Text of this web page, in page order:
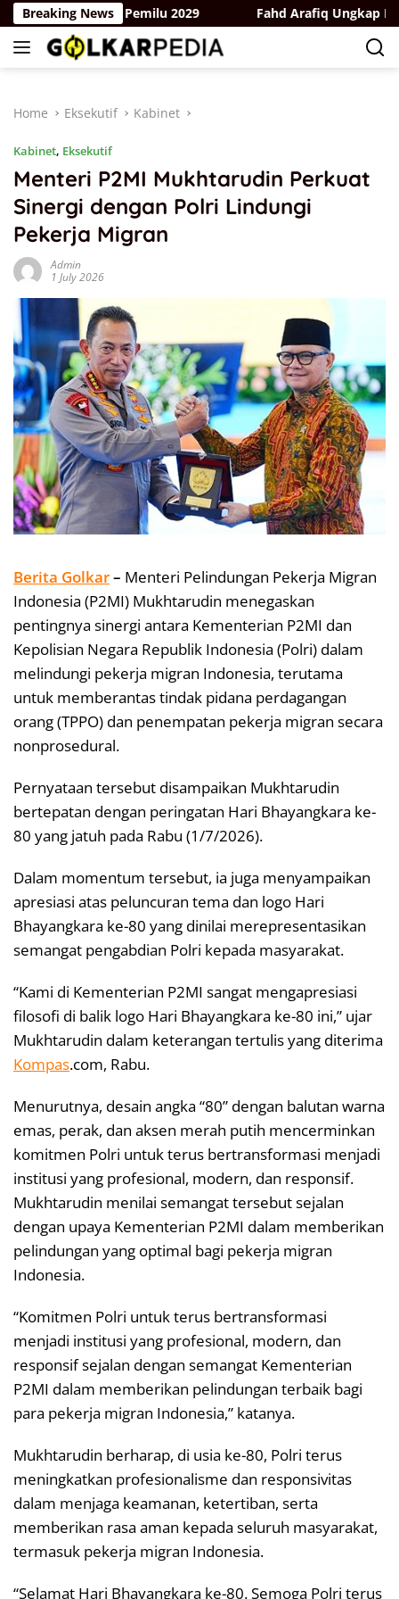
Skip
to
content
Breaking News
Hadapi Pemilu 2029 Fahd Arafiq Ungkap Hasil
Home Eksekutif Kabinet
Kabinet, Eksekutif
Menteri P2MI Mukhtarudin Perkuat
Sinergi dengan Polri Lindungi
Pekerja Migran
Admin
1 July 2026
Berita Golkar– Menteri Pelindungan Pekerja Migran
Indonesia (P2MI) Mukhtarudin menegaskan
pentingnya sinergi antara Kementerian P2MI dan
Kepolisian Negara Republik Indonesia (Polri) dalam
melindungi pekerja migran Indonesia, terutama
untuk memberantas tindak pidana perdagangan
orang (TPPO) dan penempatan pekerja migran secara
nonprosedural.
Pernyataan tersebut disampaikan Mukhtarudin
bertepatan dengan peringatan Hari Bhayangkara ke-
80 yang jatuh pada Rabu (1/7/2026).
Dalam momentum tersebut, ia juga menyampaikan
apresiasi atas peluncuran tema dan logo Hari
Bhayangkara ke-80 yang dinilai merepresentasikan
semangat pengabdian Polri kepada masyarakat.
“Kami di Kementerian P2MI sangat mengapresiasi
filosofi di balik logo Hari Bhayangkara ke-80 ini,” ujar
Mukhtarudin dalam keterangan tertulis yang diterima
Kompas.com, Rabu.
Menurutnya, desain angka “80” dengan balutan warna
emas, perak, dan aksen merah putih mencerminkan
komitmen Polri untuk terus bertransformasi menjadi
institusi yang profesional, modern, dan responsif.
Mukhtarudin menilai semangat tersebut sejalan
dengan upaya Kementerian P2MI dalam memberikan
pelindungan yang optimal bagi pekerja migran
Indonesia.
“Komitmen Polri untuk terus bertransformasi
menjadi institusi yang profesional, modern, dan
responsif sejalan dengan semangat Kementerian
P2MI dalam memberikan pelindungan terbaik bagi
para pekerja migran Indonesia,” katanya.
Mukhtarudin berharap, di usia ke-80, Polri terus
meningkatkan profesionalisme dan responsivitas
dalam menjaga keamanan, ketertiban, serta
memberikan rasa aman kepada seluruh masyarakat,
termasuk pekerja migran Indonesia.
“Selamat Hari Bhayangkara ke-80. Semoga Polri terus